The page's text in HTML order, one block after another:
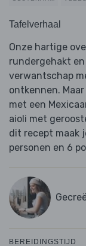
Tafelverhaal
Onze hartige
rundergehakt
verwantschap
ontkennen.
met een
aioli met
dit recept maak
personen en 6
BEREIDINGSTIJD